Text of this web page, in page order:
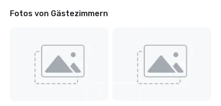
Fotos von Gästezimmern